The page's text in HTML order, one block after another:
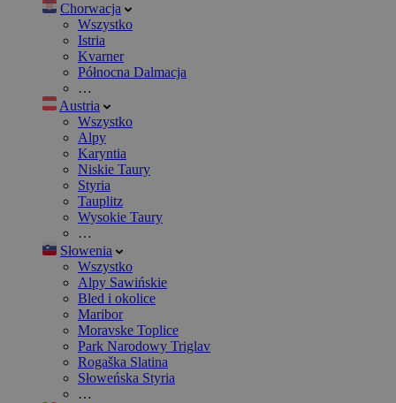
Chorwacja
Wszystko
Istria
Kvarner
Północna Dalmacja
…
Austria
Wszystko
Alpy
Karyntia
Niskie Taury
Styria
Tauplitz
Wysokie Taury
…
Słowenia
Wszystko
Alpy Sawińskie
Bled i okolice
Maribor
Moravske Toplice
Park Narodowy Triglav
Rogaška Slatina
Słoweńska Styria
…